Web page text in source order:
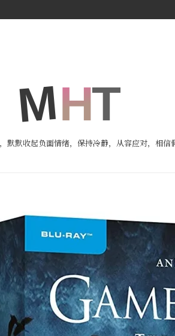
默默收起负面情绪，保持冷静，从容应对，相信